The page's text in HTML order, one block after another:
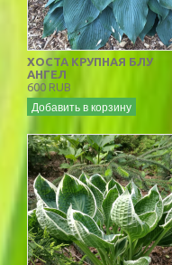
ХОСТА КРУПНАЯ БЛУ
АНГЕЛ
600 RUB
Добавить в корзину